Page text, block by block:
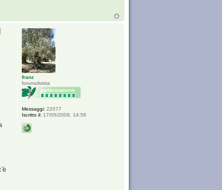
franz
forumulivista
Messaggi: 22077
Iscritto il: 17/05/2008, 14:58